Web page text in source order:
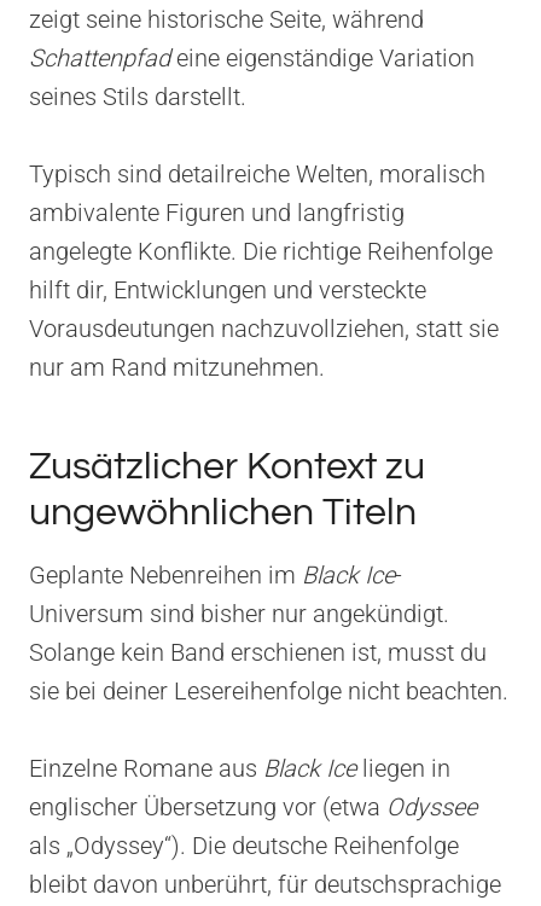
zeigt seine historische Seite, während
Schattenpfadeine eigenständige Variation
seines Stils darstellt.
Typisch sind detailreiche Welten, moralisch
ambivalente Figuren und langfristig
angelegte Konflikte. Die richtige Reihenfolge
hilft dir, Entwicklungen und versteckte
Vorausdeutungen nachzuvollziehen, statt sie
nur am Rand mitzunehmen.
Zusätzlicher Kontext zu
ungewöhnlichen Titeln
Geplante Nebenreihen im Black Ice-
Universum sind bisher nur angekündigt.
Solange kein Band erschienen ist, musst du
sie bei deiner Lesereihenfolge nicht beachten.
Einzelne Romane aus Black Iceliegen in
englischer Übersetzung vor (etwa Odyssee
als „Odyssey“). Die deutsche Reihenfolge
bleibt davon unberührt, für deutschsprachige